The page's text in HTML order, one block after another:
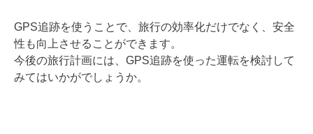
GPS追跡を使うことで、旅行の効率化だけでなく、安全
性も向上させることができます。
今後の旅行計画には、GPS追跡を使った運転を検討して
みてはいかがでしょうか。